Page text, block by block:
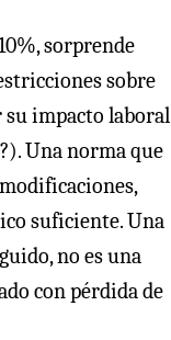
sorprende
sobre
su impacto laboral
Una norma que
suficiente. Una
no es una
con pérdida de